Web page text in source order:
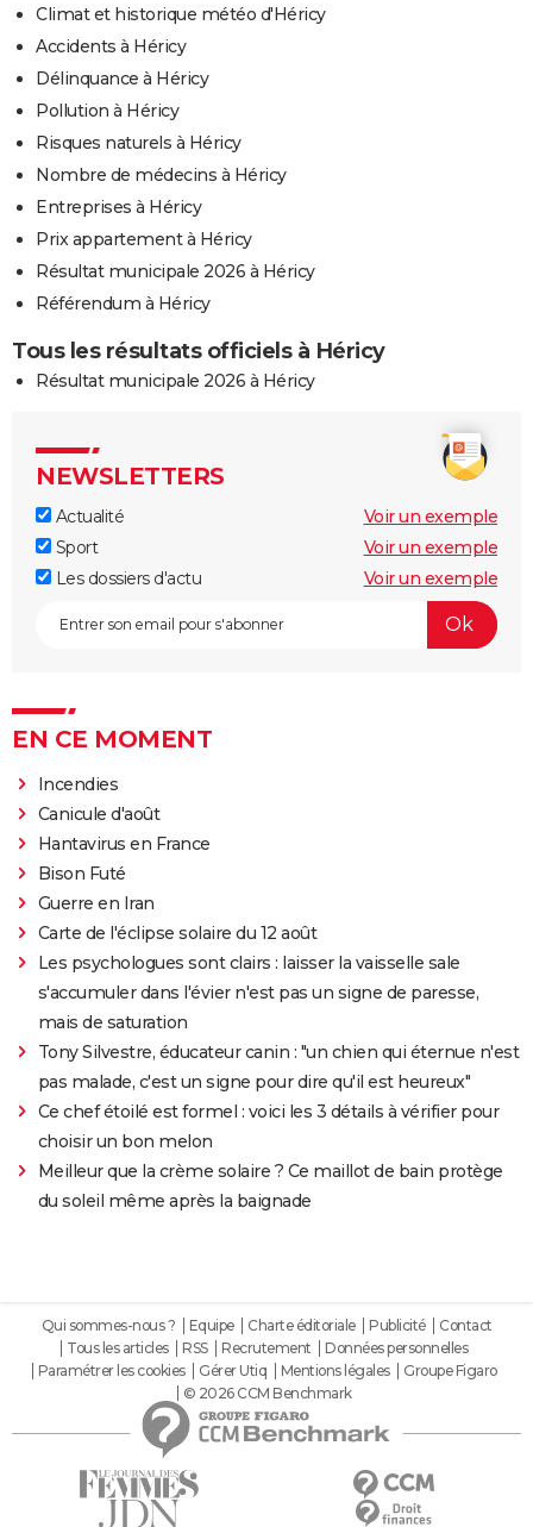
Climat et historique météo d'Héricy
Accidents à Héricy
Délinquance à Héricy
Pollution à Héricy
Risques naturels à Héricy
Nombre de médecins à Héricy
Entreprises à Héricy
Prix appartement à Héricy
Résultat municipale 2026 à Héricy
Référendum à Héricy
Tous les résultats officiels à Héricy
Résultat municipale 2026 à Héricy
NEWSLETTERS
Actualité
Voir un exemple
Sport
Voir un exemple
Les dossiers d'actu
Voir un exemple
EN CE MOMENT
Incendies
Canicule d'août
Hantavirus en France
Bison Futé
Guerre en Iran
Carte de l'éclipse solaire du 12 août
Les psychologues sont clairs : laisser la vaisselle sale
s'accumuler dans l'évier n'est pas un signe de paresse,
mais de saturation
Tony Silvestre, éducateur canin : "un chien qui éternue n'est
pas malade, c'est un signe pour dire qu'il est heureux"
Ce chef étoilé est formel : voici les 3 détails à vérifier pour
choisir un bon melon
Meilleur que la crème solaire ? Ce maillot de bain protège
du soleil même après la baignade
Qui sommes-nous ? Equipe Charte éditoriale Publicité
Contact
Tous les articles
RSS Recrutement
Données personnelles
Paramétrer les cookies
Gérer Utiq Mentions légales
Groupe Figaro
© 2026 CCM Benchmark